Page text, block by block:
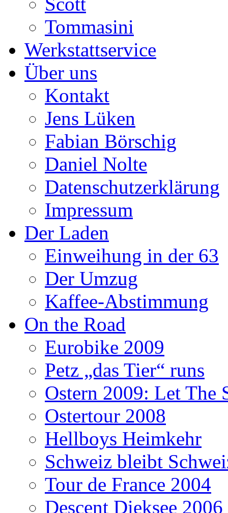
Tommasini
Werkstattservice
Über uns
Kontakt
Jens Lüken
Fabian Börschig
Daniel Nolte
Datenschutzerklärung
Impressum
Der Laden
Einweihung in der 63
Der Umzug
Kaffee-Abstimmung
On the Road
Eurobike 2009
Petz „das Tier“ runs
Ostern 2009: Let The
Ostertour 2008
Hellboys Heimkehr
Schweiz bleibt
Tour de France 2004
Descent Dieksee 2006